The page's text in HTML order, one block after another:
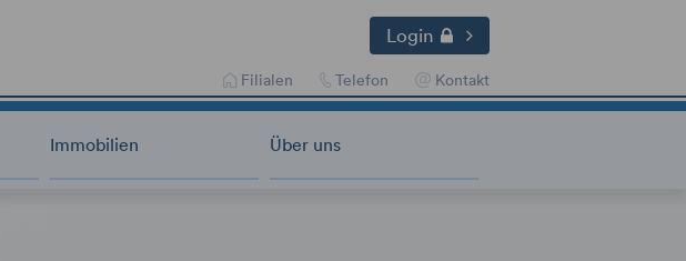
Login
Filialen Telefon Kontakt
Immobilien Über uns